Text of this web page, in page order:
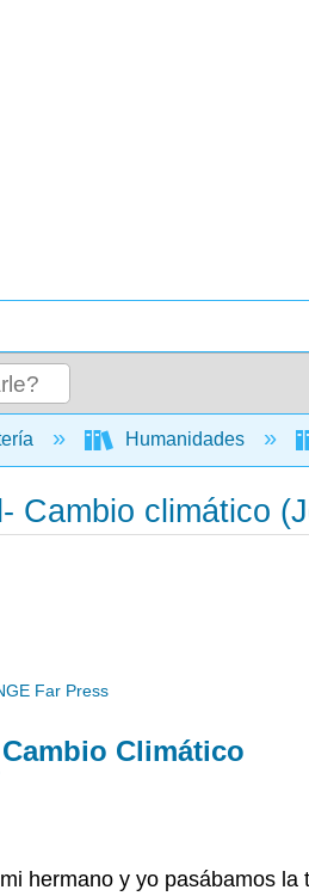
global
Humanidades
Cambio climático
Far Press
Climático
hermano y yo pasábamos